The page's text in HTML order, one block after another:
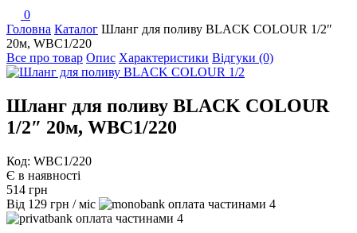
0
Головна Каталог Шланг для поливу BLACK COLOUR 1/2″
20м, WBC1/220
Все про товар Опис Характеристики Відгуки (0)
Шланг для поливу BLACK COLOUR
1/2″ 20м, WBC1/220
Код: WBC1/220
Є в наявності
514 грн
Від 129 грн / міс
4
4